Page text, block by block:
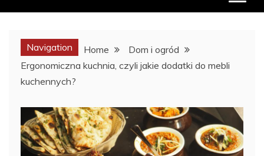
Navigation Home
Dom i ogród
Ergonomiczna kuchnia, czyli jakie dodatki do mebli
kuchennych?